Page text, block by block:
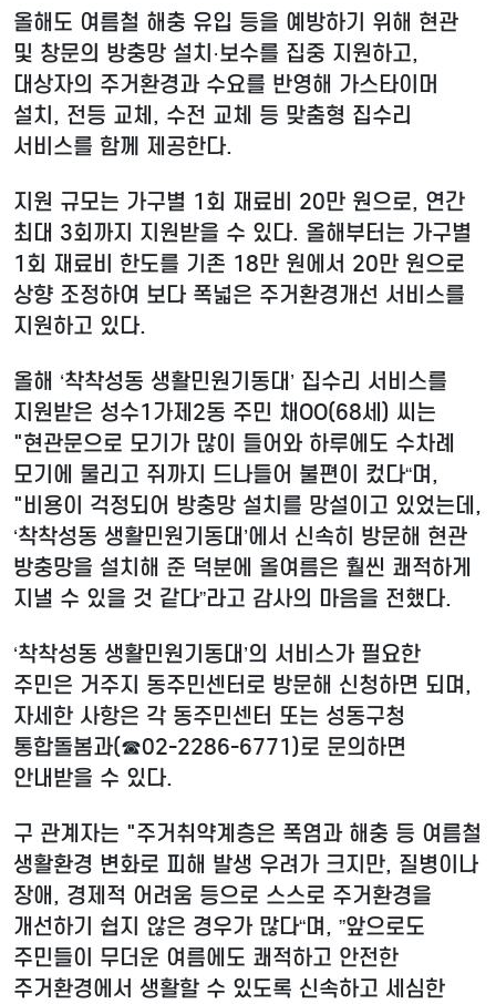
올해도 여름철 해충 유입 등을 예방하기 위해 현관
및 창문의 방충망 설치·보수를 집중 지원하고,
대상자의 주거환경과 수요를 반영해 가스타이머
설치, 전등 교체, 수전 교체 등 맞춤형 집수리
서비스를 함께 제공한다.
지원 규모는 가구별 1회 재료비 20만 원으로, 연간
최대 3회까지 지원받을 수 있다. 올해부터는 가구별
1회 재료비 한도를 기존 18만 원에서 20만 원으로
상향 조정하여 보다 폭넓은 주거환경개선 서비스를
지원하고 있다.
올해 ‘착착성동 생활민원기동대’ 집수리 서비스를
지원받은 성수1가제2동 주민 채OO(68세) 씨는
"현관문으로 모기가 많이 들어와 하루에도 수차례
모기에 물리고 쥐까지 드나들어 불편이 컸다“며,
"비용이 걱정되어 방충망 설치를 망설이고 있었는데,
‘착착성동 생활민원기동대’에서 신속히 방문해 현관
방충망을 설치해 준 덕분에 올여름은 훨씬 쾌적하게
지낼 수 있을 것 같다”라고 감사의 마음을 전했다.
‘착착성동 생활민원기동대’의 서비스가 필요한
주민은 거주지 동주민센터로 방문해 신청하면 되며,
자세한 사항은 각 동주민센터 또는 성동구청
통합돌봄과(☎02-2286-6771)로 문의하면
안내받을 수 있다.
구 관계자는 "주거취약계층은 폭염과 해충 등 여름철
생활환경 변화로 피해 발생 우려가 크지만, 질병이나
장애, 경제적 어려움 등으로 스스로 주거환경을
개선하기 쉽지 않은 경우가 많다“며, ”앞으로도
주민들이 무더운 여름에도 쾌적하고 안전한
주거환경에서 생활할 수 있도록 신속하고 세심한